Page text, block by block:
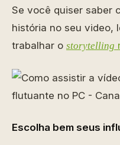
Se você quiser saber
história no seu video,
trabalhar o storytelling
Escolha bem seus